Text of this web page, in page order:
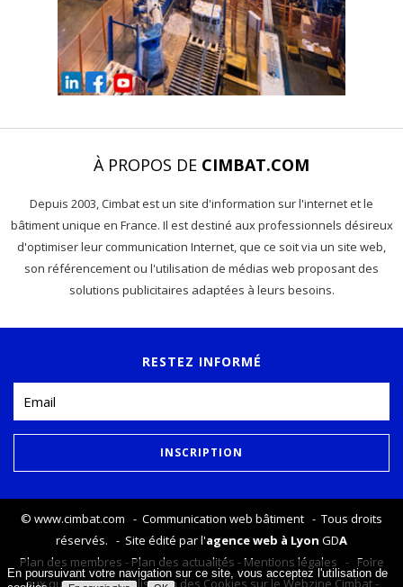
À PROPOS DE CIMBAT.COM
Depuis 2003, Cimbat est un site d'information sur l'internet et le
bâtiment unique en France. Il est destiné aux professionnels désireux
d'optimiser leur communication Internet, que ce soit via un site web,
son référencement ou l'utilisation de médias web proposant des
solutions publicitaires adaptées à leurs besoins.
RESTEZ INFORMÉ
© www.cimbat.com - Communication web bâtiment - Tous droits
réservés. - Site édité par l'agence web à Lyon GDA
Plan des membres -Plan des actualités -Mentions légales - Foire
aux questions-Utilisation des Cookies sur le Webzine Cimbat-
En poursuivant votre navigation sur ce site, vous acceptez l'utilisation de